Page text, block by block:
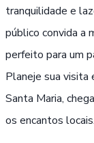
tranquilidade e
público convida a
perfeito para um
Planeje sua visita
Santa Maria,
os encantos locais.